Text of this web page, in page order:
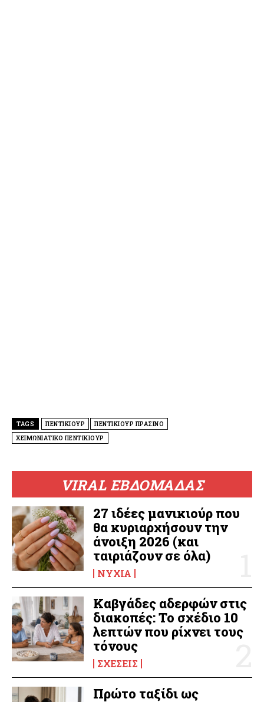
VIRAL ΕΒΔΟΜΑΔΑΣ
27 ιδέες μανικιούρ που
θα κυριαρχήσουν την
άνοιξη 2026 (και
ταιριάζουν σε όλα)
ΝΎΧΙΑ
Καβγάδες αδερφών στις
διακοπές: Το σχέδιο 10
λεπτών που ρίχνει τους
τόνους
ΣΧΈΣΕΙΣ
Πρώτο ταξίδι ως
TAGS ΠΕΝΤΙΚΙΟΥΡ
ΠΕΝΤΙΚΙΟΥΡ ΠΡΑΣΙΝΟ
ΧΕΙΜΩΝΙΑΤΙΚΟ ΠΕΝΤΙΚΙΟΥΡ